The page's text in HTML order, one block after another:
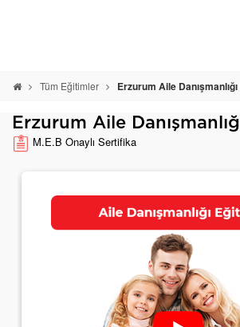
Tüm Eğitimler Erzurum Aile
Erzurum Aile
M.E.B Onaylı Sertifika